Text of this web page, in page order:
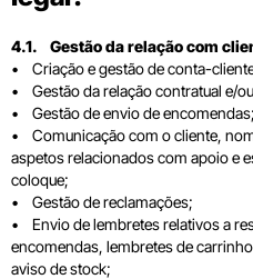
4.1. Gestão da relação com
• Criação e gestão de conta-
• Gestão da relação contratual e/
• Gestão de envio de encomendas;
• Comunicação com o cliente,
aspetos relacionados com apoio e
coloque;
• Gestão de reclamações;
• Envio de lembretes relativos a
encomendas, lembretes de
aviso de stock;